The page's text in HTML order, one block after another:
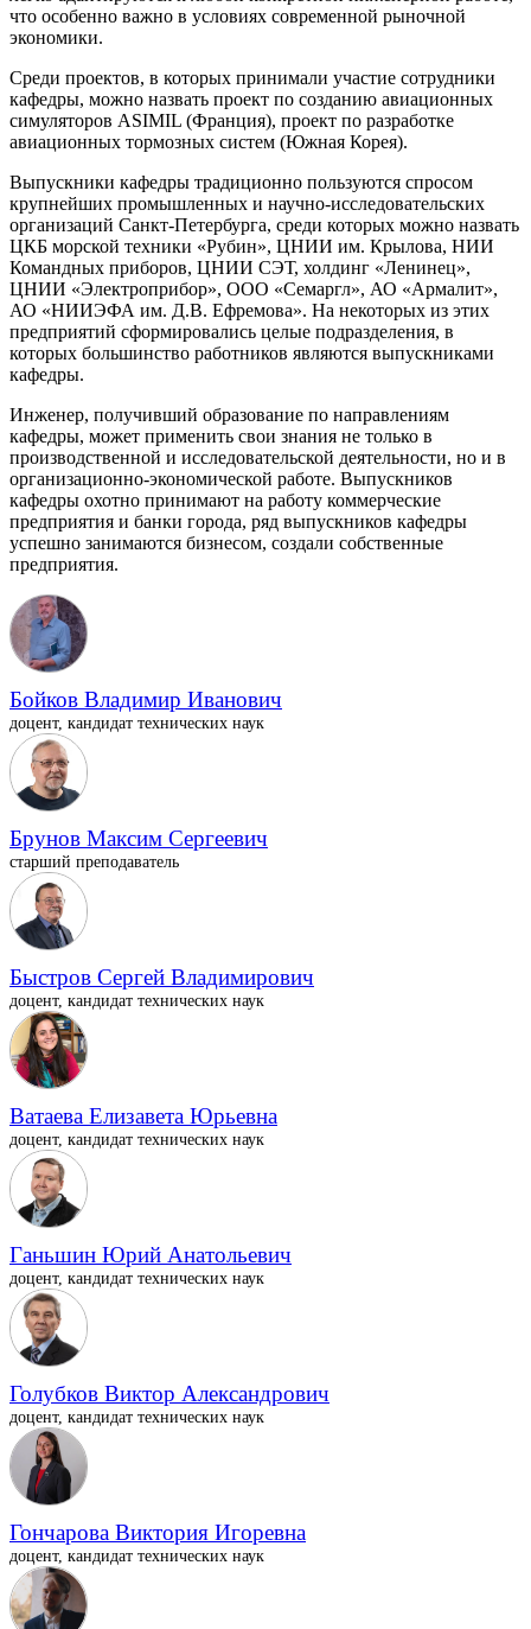
что особенно важно в условиях современной рыночной
экономики.
Среди проектов, в которых принимали участие сотрудники
кафедры, можно назвать проект по созданию авиационных
симуляторов ASIMIL (Франция), проект по разработке
авиационных тормозных систем (Южная Корея).
Выпускники кафедры традиционно пользуются спросом
крупнейших промышленных и научно-исследовательских
организаций Санкт-Петербурга, среди которых можно назвать
ЦКБ морской техники «Рубин», ЦНИИ им. Крылова, НИИ
Командных приборов, ЦНИИ СЭТ, холдинг «Ленинец»,
ЦНИИ «Электроприбор», ООО «Семаргл», АО «Армалит»,
АО «НИИЭФА им. Д.В. Ефремова». На некоторых из этих
предприятий сформировались целые подразделения, в
которых большинство работников являются выпускниками
кафедры.
Инженер, получивший образование по направлениям
кафедры, может применить свои знания не только в
производственной и исследовательской деятельности, но и в
организационно-экономической работе. Выпускников
кафедры охотно принимают на работу коммерческие
предприятия и банки города, ряд выпускников кафедры
успешно занимаются бизнесом, создали собственные
предприятия.
Бойков Владимир Иванович
доцент, кандидат технических наук
Брунов Максим Сергеевич
старший преподаватель
Быстров Сергей Владимирович
доцент, кандидат технических наук
Ватаева Елизавета Юрьевна
доцент, кандидат технических наук
Ганьшин Юрий Анатольевич
доцент, кандидат технических наук
Голубков Виктор Александрович
доцент, кандидат технических наук
Гончарова Виктория Игоревна
доцент, кандидат технических наук